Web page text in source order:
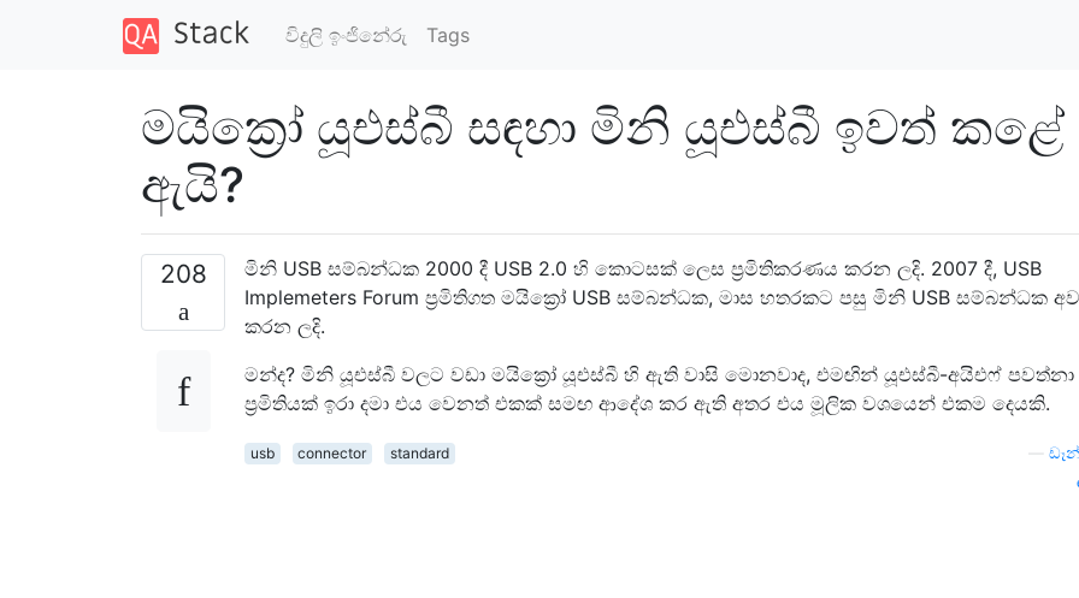
විදුලි ඉංජිනේරු Tags
මයික්‍රෝ යූඑස්බී සඳහා මිනි යූඑස්බී ඉවත් කළේ
ඇයි?
208
මිනි USB සම්බන්ධක 2000 දී USB 2.0 හි කොටසක් ලෙස ප්‍රමිතිකරණය කරන ලදි. 2007 දී, USB
Implemeters Forum ප්‍රමිතිගත මයික්‍රෝ USB සම්බන්ධක, මාස හතරකට පසු මිනි USB සම්බන්ධක
කරන ලදි.
මන්ද? මිනි යූඑස්බී වලට වඩා මයික්‍රෝ යූඑස්බී හි ඇති වාසි මොනවාද, එමඟින් යූඑස්බී-අයිඑෆ් පවත්නා
ප්‍රමිතියක් ඉරා දමා එය වෙනත් එකක් සමඟ ආදේශ කර ඇති අතර එය මූලික වශයෙන් එකම දෙයකි.
usb connector standard